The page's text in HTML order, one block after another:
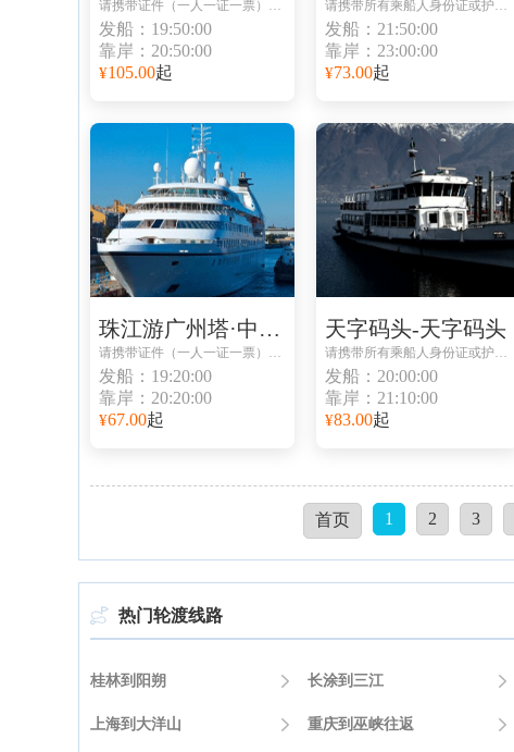
请携带证件（一人一证一票）避免无法登船
发船：19:50:00
靠岸：20:50:00
¥105.00起
请携带所有乘船人身份证或护照到码头取票处取票
发船：21:50:00
靠岸：23:00:00
¥73.00起
珠江游广州塔·中大码头-珠江游广州塔·中大码头
请携带证件（一人一证一票）避免无法登船
发船：19:20:00
靠岸：20:20:00
¥67.00起
天字码头-天字码头
请携带所有乘船人身份证或护照到码头取票处取票
发船：20:00:00
靠岸：21:10:00
¥83.00起
首页 1 2 3
 热门轮渡线路
桂林到阳朔  长涂到三江 
上海到大洋山  重庆到巫峡往返 